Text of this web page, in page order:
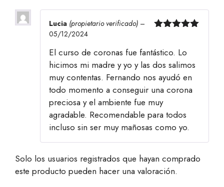
Lucia (propietario verificado) –
05/12/2024
El curso de coronas fue fantástico. Lo
hicimos mi madre y yo y las dos salimos
muy contentas. Fernando nos ayudó en
todo momento a conseguir una corona
preciosa y el ambiente fue muy
agradable. Recomendable para todos
incluso sin ser muy mañosas como yo.
Solo los usuarios registrados que hayan comprado
este producto pueden hacer una valoración.